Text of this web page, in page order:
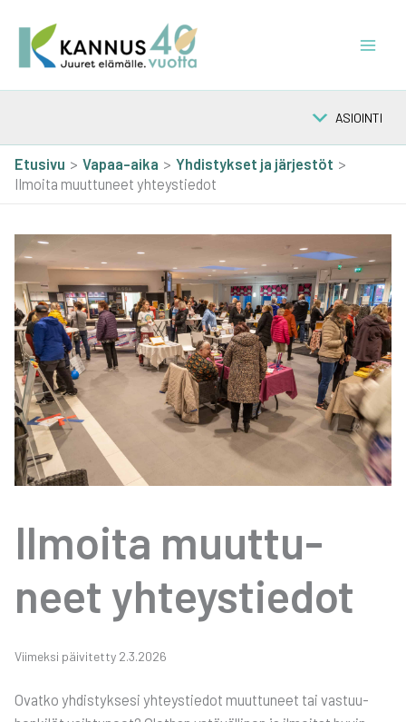
sisältöön
ASIOINTI
Etusivu Vapaa-aika
Yhdis­tyk­set ja jär­jes­töt
Ilmoita muuttuneet yhteystiedot
Ilmoi­ta muut­tu­
neet yhteys­tie­dot
Vii­mek­si päi­vi­tet­ty 2.3.2026
Ovat­ko yhdis­tyk­se­si yhteys­tie­dot muut­tu­neet tai vas­tuu­